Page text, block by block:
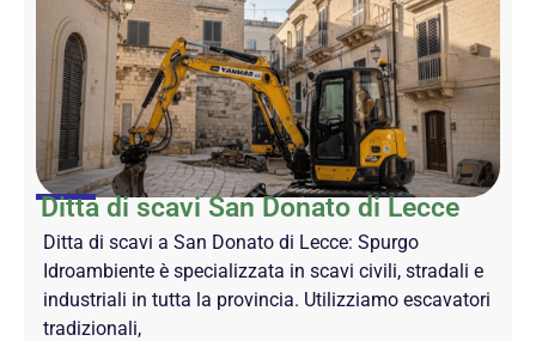
Ditta di scavi San Donato di Lecce
Ditta di scavi a San Donato di Lecce: Spurgo
Idroambiente è specializzata in scavi civili, stradali e
industriali in tutta la provincia. Utilizziamo escavatori
tradizionali,